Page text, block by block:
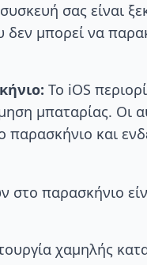
σας είναι
δεν μπορεί να
Το iOS
μπαταρίας. Οι
και
παρασκήνιο
χαμηλής